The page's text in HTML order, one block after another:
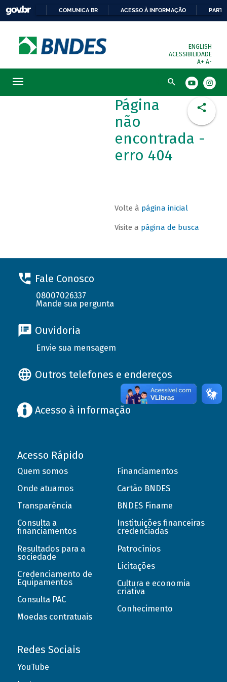
COMUNICA BR ACESSO À INFORMAÇÃO
ENGLISH
ACESSIBILIDADE
A+ A-
Busca
Página
não
encontrada -
erro 404
Volte à página inicial
Visite a página de busca
Fale Conosco
08007026337
Mande sua pergunta
Ouvidoria
Envie sua mensagem
Outros telefones e endereços
Acesso à informação
Acesso Rápido
Quem somos
Onde atuamos
Transparência
Consulta a
financiamentos
Resultados para a
sociedade
Credenciamento de
Equipamentos
Consulta PAC
Moedas contratuais
Financiamentos
Cartão BNDES
BNDES Finame
Instituições financeiras
credenciadas
Patrocínios
Licitações
Cultura e economia
criativa
Conhecimento
Redes Sociais
YouTube